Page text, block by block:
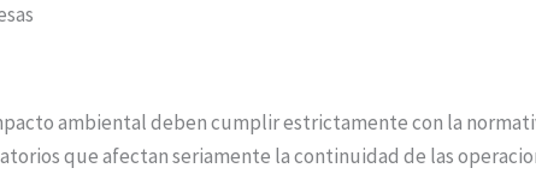
ambiental deben cumplir estrictamente con la
que afectan seriamente la continuidad de las